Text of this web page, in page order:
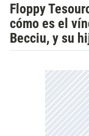
Floppy
cómo es el
Becciu, y su